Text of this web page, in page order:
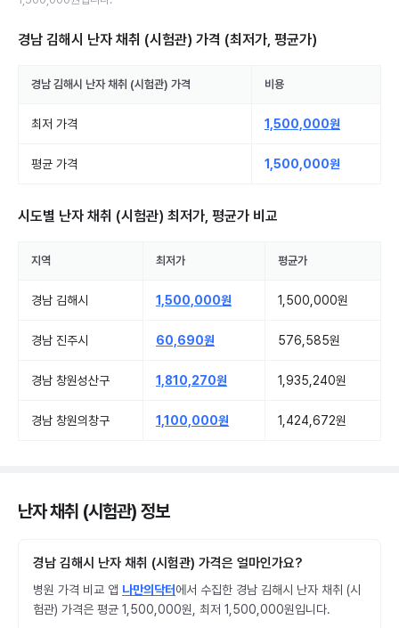
경남 김해시 난자 채취 (시험관) 가격 (최저가, 평균가)
경남 김해시 난자 채취 (시험관) 가격 비용
최저 가격 1,500,000원
평균 가격 1,500,000원
시도별 난자 채취 (시험관) 최저가, 평균가 비교
지역 최저가 평균가
경남 김해시 1,500,000원 1,500,000원
경남 진주시 60,690원 576,585원
경남 창원성산구 1,810,270원 1,935,240원
경남 창원의창구 1,100,000원 1,424,672원
난자 채취 (시험관) 정보
경남 김해시 난자 채취 (시험관) 가격은 얼마인가요?
병원 가격 비교 앱 나만의닥터에서 수집한 경남 김해시 난자 채취 (시
험관) 가격은 평균 1,500,000원, 최저 1,500,000원입니다.